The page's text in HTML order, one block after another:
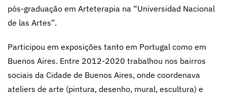
pós-graduação em Arteterapia na “Universidad Nacional
de las Artes”.
Participou em exposições tanto em Portugal como em
Buenos Aires. Entre 2012-2020 trabalhou nos bairros
sociais da Cidade de Buenos Aires, onde coordenava
ateliers de arte (pintura, desenho, mural, escultura) e